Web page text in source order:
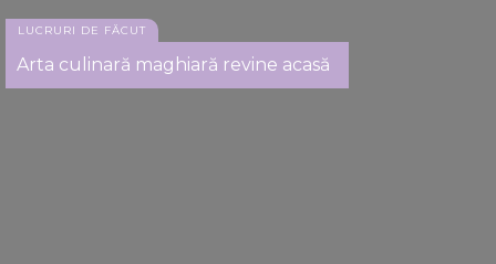
LUCRURI DE FĂCUT
Arta culinară maghiară revine acasă